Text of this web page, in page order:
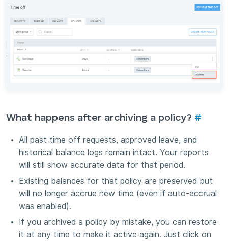
What happens after archiving a policy? #
All past time off requests, approved leave, and
historical balance logs remain intact. Your reports
will still show accurate data for that period.
Existing balances for that policy are preserved but
will no longer accrue new time (even if auto-accrual
was enabled).
If you archived a policy by mistake, you can restore
it at any time to make it active again. Just click on